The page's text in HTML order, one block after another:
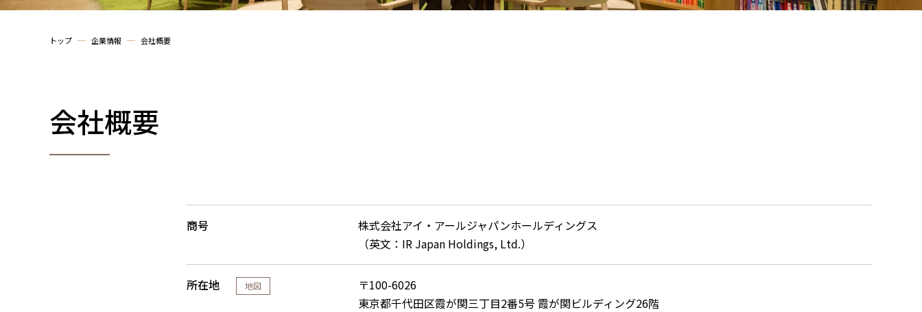
トップ 企業情報 会社概要
会社概要
商号
株式会社アイ・アールジャパンホールディングス
（英文：IR Japan Holdings, Ltd.）
所在地 地図
〒100-6026
東京都千代田区霞が関三丁目2番5号 霞が関ビルディング26階